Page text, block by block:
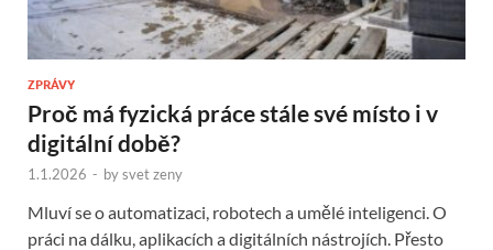
ZPRÁVY
Proč má fyzická práce stále své místo i v
digitální době?
1.1.2026 - bysvet zeny
Mluví se o automatizaci, robotech a umělé inteligenci. O
práci na dálku, aplikacích a digitálních nástrojích. Přesto